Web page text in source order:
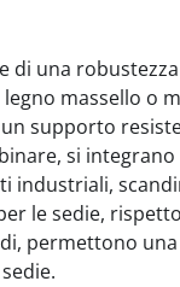
di una
massello o
supporto
si
industriali,
le sedie,
permettono